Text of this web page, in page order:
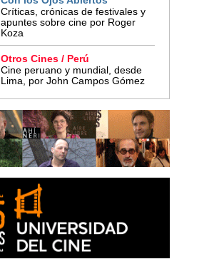
Críticas, crónicas de festivales y
apuntes sobre cine por Roger
Koza
Otros Cines / Perú
Cine peruano y mundial, desde
Lima, por John Campos Gómez